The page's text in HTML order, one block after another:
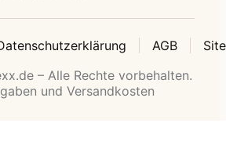
AGB
– Alle Rechte vorbehalten.
und Versandkosten